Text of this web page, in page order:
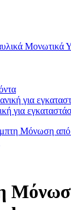
Μονωτικά
για